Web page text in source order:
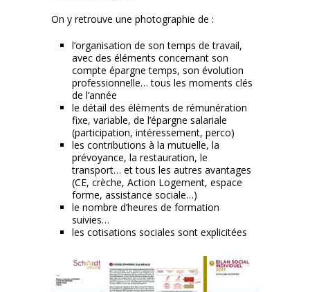
On y retrouve une photographie de :
l’organisation de son temps de travail,
avec des éléments concernant son
compte épargne temps, son évolution
professionnelle… tous les moments clés
de l’année
le détail des éléments de rémunération
fixe, variable, de l’épargne salariale
(participation, intéressement, perco)
les contributions à la mutuelle, la
prévoyance, la restauration, le
transport… et tous les autres avantages
(CE, crèche, Action Logement, espace
forme, assistance sociale…)
le nombre d’heures de formation
suivies…
les cotisations sociales sont explicitées